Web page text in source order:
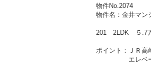
物件No.2074
物件名：金井マン
201 2LDK ５
ポイント：ＪＲ高
エレベータ